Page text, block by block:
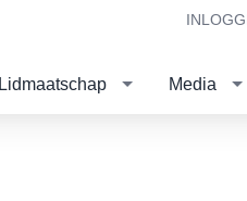
Lidmaatschap Media